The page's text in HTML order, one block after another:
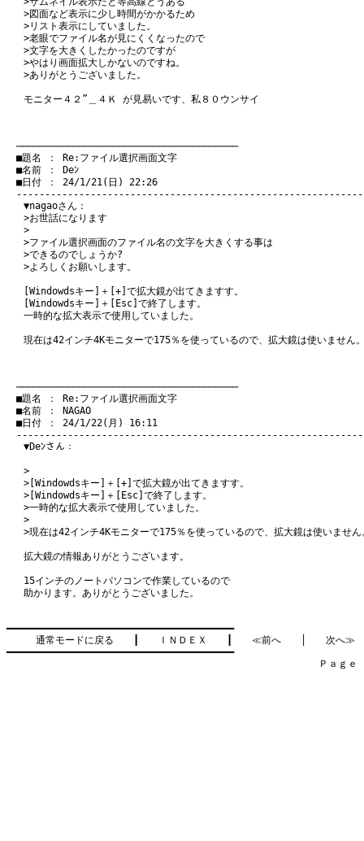
>図面など表示に少し時間がかかるため
>リスト表示にしていました。
>老眼でファイル名が見にくくなったので
>文字を大きくしたかったのですが
>やはり画面拡大しかないのですね。
>ありがとうございました。
モニター４２”＿４Ｋ が見易いです、私８０ウンサイ
───────────────────────────────────────
■題名 ： Re:ファイル選択画面文字
■名前 ： Deﾝ
■日付 ： 24/1/21(日) 22:26
▼nagaoさん：
>お世話になります
>
>ファイル選択画面のファイル名の文字を大きくする事は
>できるのでしょうか?
>よろしくお願いします。
[Windowdsキー]＋[+]で拡大鏡が出てきますす。
[Windowdsキー]＋[Esc]で終了します。
一時的な拡大表示で使用していました。
現在は42インチ4Kモニターで175％を使っているので、拡大鏡は使いません
───────────────────────────────────────
■題名 ： Re:ファイル選択画面文字
■名前 ： NAGAO
■日付 ： 24/1/22(月) 16:11
▼Deﾝさん：
>
>[Windowdsキー]＋[+]で拡大鏡が出てきますす。
>[Windowdsキー]＋[Esc]で終了します。
>一時的な拡大表示で使用していました。
>
>現在は42インチ4Kモニターで175％を使っているので、拡大鏡は使いません
拡大鏡の情報ありがとうございます。
15インチのノートパソコンで作業しているので
助かります。ありがとうございました。
━━━━━━━━━━━━━━━━━━━━━━━━━━━━━━━━━━━━━━━━
通常モードに戻る
ＩＮＤＥＸ ≪前へ
次へ≫
━━━━━━━━━━━━━━━━━━━━━━━━━━━━━━━━━━━━━━━━
Ｐａｇｅ